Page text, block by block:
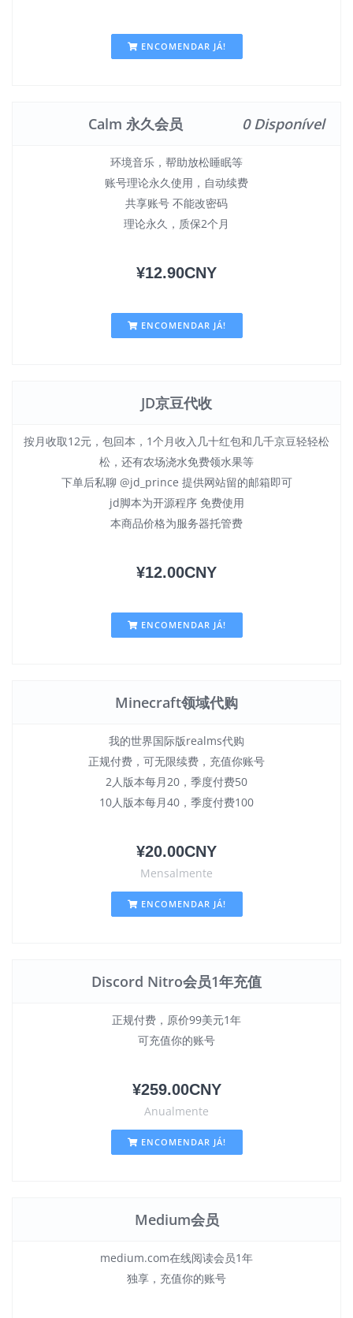
ENCOMENDAR JÁ!
Calm 永久会员 0 Disponível
环境音乐，帮助放松睡眠等
账号理论永久使用，自动续费
共享账号 不能改密码
理论永久，质保2个月
¥12.90CNY
ENCOMENDAR JÁ!
JD京豆代收
按月收取12元，包回本，1个月收入几十红包和几千京豆轻轻松
松，还有农场浇水免费领水果等
下单后私聊 @jd_prince 提供网站留的邮箱即可
jd脚本为开源程序 免费使用
本商品价格为服务器托管费
¥12.00CNY
ENCOMENDAR JÁ!
Minecraft领域代购
我的世界国际版realms代购
正规付费，可无限续费，充值你账号
2人版本每月20，季度付费50
10人版本每月40，季度付费100
¥20.00CNY
Mensalmente
ENCOMENDAR JÁ!
Discord Nitro会员1年充值
正规付费，原价99美元1年
可充值你的账号
¥259.00CNY
Anualmente
ENCOMENDAR JÁ!
Medium会员
medium.com在线阅读会员1年
独享，充值你的账号